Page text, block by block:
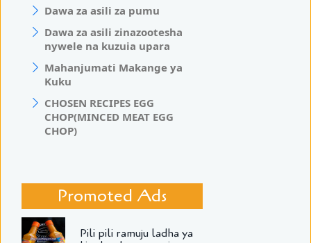
Dawa za asili za pumu
Dawa za asili zinazootesha
nywele na kuzuia upara
Mahanjumati Makange ya
Kuku
CHOSEN RECIPES EGG
CHOP(MINCED MEAT EGG
CHOP)
Promoted Ads
Pili pili ramuju ladha ya